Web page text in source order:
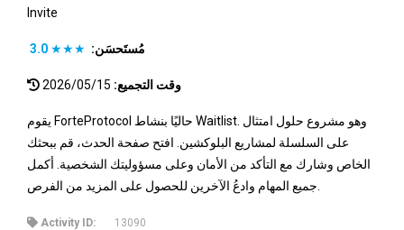
Invite
مُستَحسَن: ★★★
3.0
وقت التجميع: 2026/05/15
يقوم ForteProtocol حاليًا بنشاط Waitlist. وهو مشروع حلول امتثال
على السلسلة لمشاريع البلوكشين. افتح صفحة الحدث، قم ببحثك
الخاص وشارك مع التأكد من الأمان وعلى مسؤوليتك الشخصية. أكمل
Activity ID: 13090